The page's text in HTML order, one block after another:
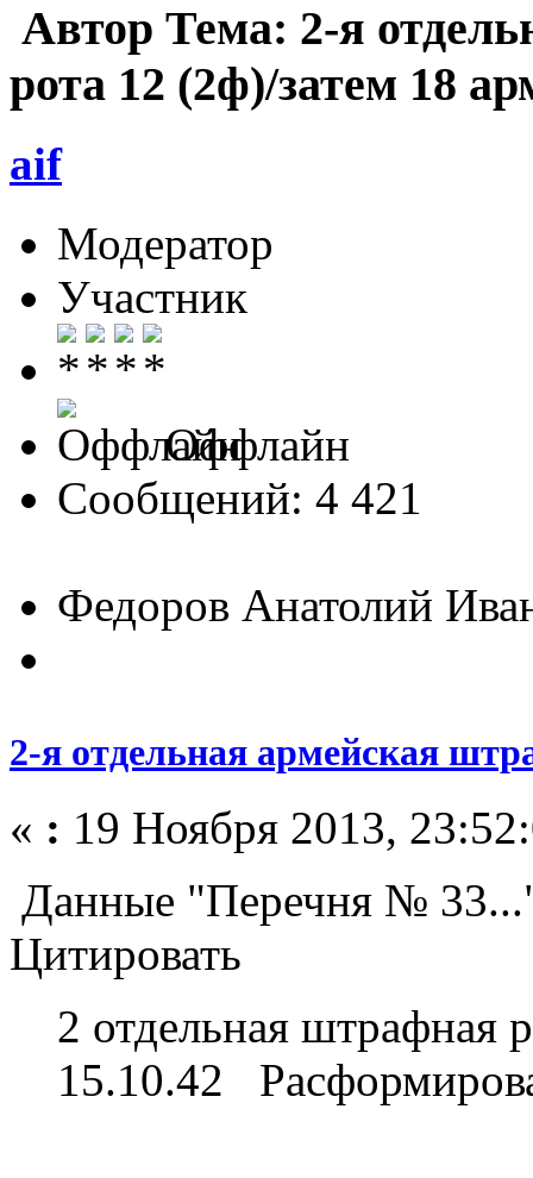
Автор Тема: 2-я
рота 12 (2ф)/затем 18
aif
Модератор
Участник
Оффлайн
Сообщений: 4 421
Федоров Анатолий
2-я отдельная армейская
« : 19 Ноября 2013,
Данные "Перечня №
Цитировать
2 отдельная штрафная
15.10.42